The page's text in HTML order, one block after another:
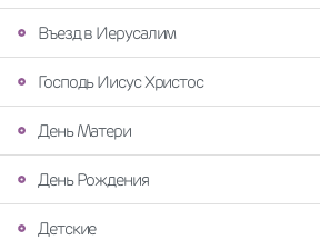
Въезд в Иерусалим
Господь Иисус Христос
День Матери
День Рождения
Детские